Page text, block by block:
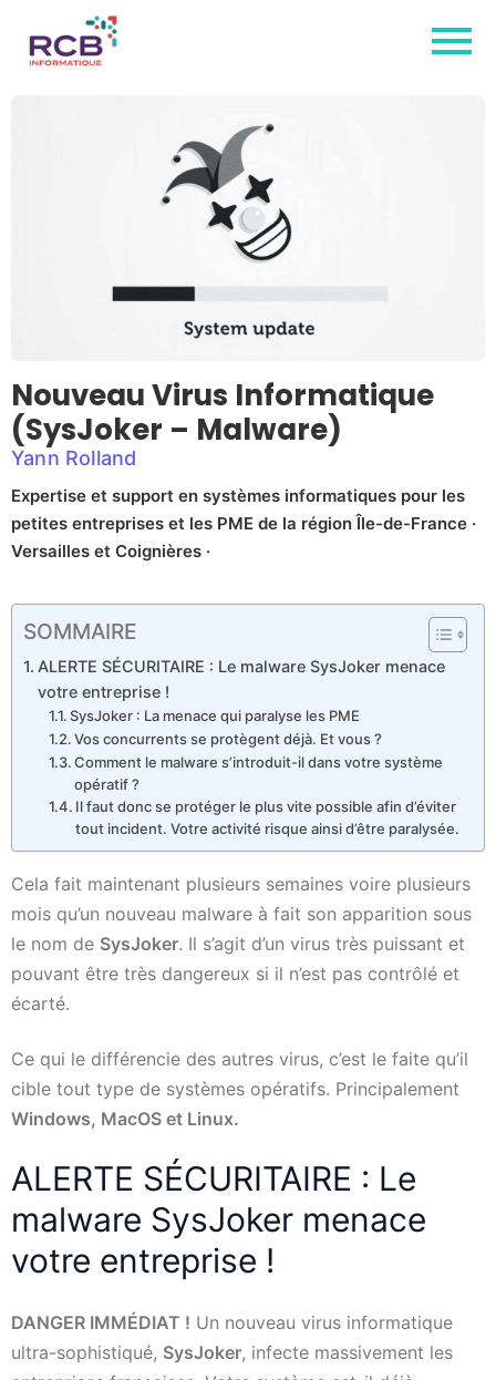
Nouveau Virus Informatique
(SysJoker – Malware)
Yann Rolland
Expertise et support en systèmes informatiques pour les
petites entreprises et les PME de la région Île-de-France ·
Versailles et Coignières ·
SOMMAIRE
ALERTE SÉCURITAIRE : Le malware SysJoker menace
votre entreprise !
SysJoker : La menace qui paralyse les PME
Vos concurrents se protègent déjà. Et vous ?
Comment le malware s’introduit-il dans votre système
opératif ?
Il faut donc se protéger le plus vite possible afin d’éviter
tout incident. Votre activité risque ainsi d’être paralysée.
Cela fait maintenant plusieurs semaines voire plusieurs
mois qu’un nouveau malware à fait son apparition sous
le nom de SysJoker. Il s’agit d’un virus très puissant et
pouvant être très dangereux si il n’est pas contrôlé et
écarté.
Ce qui le différencie des autres virus, c’est le faite qu’il
cible tout type de systèmes opératifs. Principalement
Windows, MacOS et Linux.
ALERTE SÉCURITAIRE : Le
malware SysJoker menace
votre entreprise !
DANGER IMMÉDIAT ! Un nouveau virus informatique
ultra-sophistiqué, SysJoker, infecte massivement les